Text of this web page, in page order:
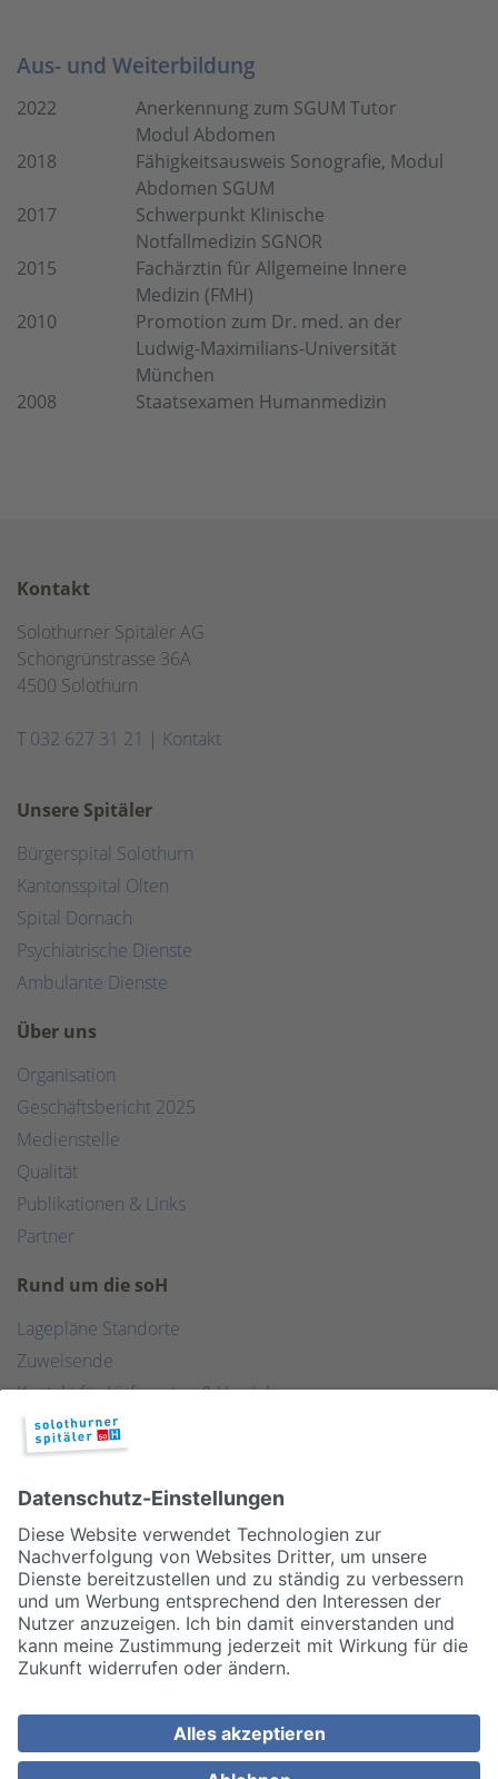
Aus- und Weiterbildung
2022
Anerkennung zum SGUM Tutor
Modul Abdomen
2018
Fähigkeitsausweis Sonografie, Modul
Abdomen SGUM
2017
Schwerpunkt Klinische
Notfallmedizin SGNOR
2015
Fachärztin für Allgemeine Innere
Medizin (FMH)
2010
Promotion zum Dr. med. an der
Ludwig-Maximilians-Universität
München
2008
Staatsexamen Humanmedizin
Kontakt
Solothurner Spitäler AG
Schöngrünstrasse 36A
4500 Solothurn
T 032 627 31 21 | Kontakt
Unsere Spitäler
Bürgerspital Solothurn
Kantonsspital Olten
Spital Dornach
Psychiatrische Dienste
Ambulante Dienste
Über uns
Organisation
Geschäftsbericht 2025
Medienstelle
Qualität
Publikationen & Links
Partner
Rund um die soH
Lagepläne Standorte
Zuweisende
Kontakt für Lieferanten & Versicherungen
Zentralwäscherei
HEBSORG
Spital Club
Disclaimer/Datenschutz